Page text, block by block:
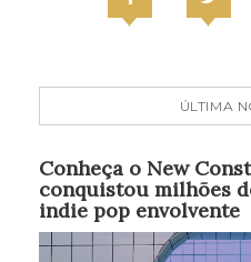
ÚLTIMA
Conheça o New
conquistou milhões
indie pop envolvente